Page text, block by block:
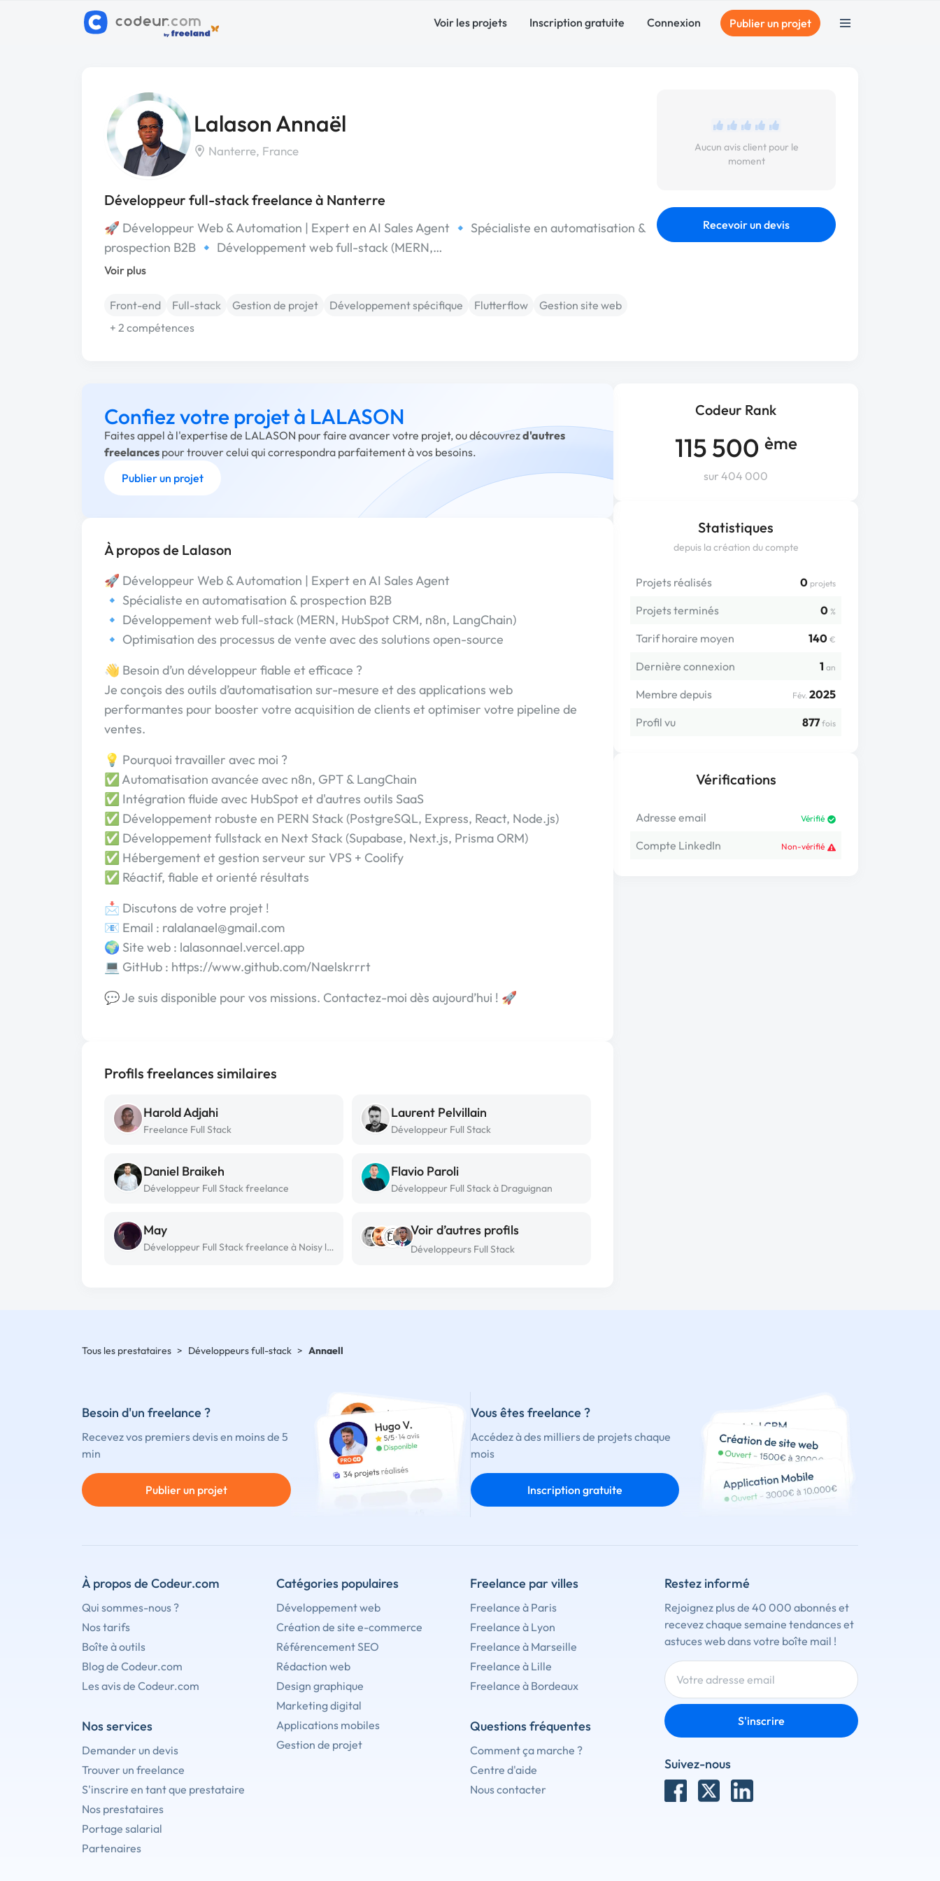
Voir les projets Inscription gratuite Connexion Publier un projet
Lalason Annaël
Nanterre, France
Développeur full-stack freelance à Nanterre
🚀 Développeur Web & Automation | Expert en AI Sales Agent 🔹 Spécialiste en automatisation &
prospection B2B 🔹 Développement web full-stack (MERN,…
Voir plus
Front-end Full-stack Gestion de projet Développement spécifique Flutterflow
Gestion site web
+ 2 compétences
Aucun avis client pour le
moment
Recevoir un devis
Codeur Rank
115 500 ème
sur 404 000
Statistiques
depuis la création du compte
Projets réalisés 0 projets
Projets terminés 0 %
Tarif horaire moyen 140 €
Dernière connexion 1 an
Membre depuis Fév. 2025
Profil vu
877 fois
Vérifications
Adresse email Vérifié
Compte LinkedIn Non-vérifié
Confiez votre projet à LALASON
Faites appel à l'expertise de LALASON pour faire avancer votre projet, ou découvrezd'autres
freelances pour trouver celui qui correspondra parfaitement à vos besoins.
Publier un projet
À propos de Lalason
🚀 Développeur Web & Automation | Expert en AI Sales Agent
🔹 Spécialiste en automatisation & prospection B2B
🔹 Développement web full-stack (MERN, HubSpot CRM, n8n, LangChain)
🔹 Optimisation des processus de vente avec des solutions open-source
👋 Besoin d’un développeur fiable et efficace ?
Je conçois des outils d’automatisation sur-mesure et des applications web
performantes pour booster votre acquisition de clients et optimiser votre pipeline de
ventes.
💡 Pourquoi travailler avec moi ?
✅ Automatisation avancée avec n8n, GPT & LangChain
✅ Intégration fluide avec HubSpot et d'autres outils SaaS
✅ Développement robuste en PERN Stack (PostgreSQL, Express, React, Node.js)
✅ Développement fullstack en Next Stack (Supabase, Next.js, Prisma ORM)
✅ Hébergement et gestion serveur sur VPS + Coolify
✅ Réactif, fiable et orienté résultats
📩 Discutons de votre projet !
📧 Email : ralalanael@gmail.com
🌍 Site web : lalasonnael.vercel.app
💻 GitHub : https://www.github.com/Naelskrrrt
💬 Je suis disponible pour vos missions. Contactez-moi dès aujourd’hui ! 🚀
Profils freelances similaires
Harold Adjahi
Freelance Full Stack
Laurent Pelvillain
Développeur Full Stack
Daniel Braikeh
Développeur Full Stack freelance
Flavio Paroli
Développeur Full Stack à Draguignan
May
Développeur Full Stack freelance à Noisy le grand
Voir d’autres profils
Développeurs Full Stack
Tous les prestataires > Développeurs full-stack > Annaell
Besoin d'un freelance ?
Recevez vos premiers devis en moins de 5
min
Publier un projet
Vous êtes freelance ?
Accédez à des milliers de projets chaque
mois
Inscription gratuite
À propos de Codeur.com
Qui sommes-nous ?
Nos tarifs
Boîte à outils
Blog de Codeur.com
Les avis de Codeur.com
Nos services
Demander un devis
Trouver un freelance
S'inscrire en tant que prestataire
Nos prestataires
Portage salarial
Partenaires
Catégories populaires
Développement web
Création de site e-commerce
Référencement SEO
Rédaction web
Design graphique
Marketing digital
Applications mobiles
Gestion de projet
Freelance par villes
Freelance à Paris
Freelance à Lyon
Freelance à Marseille
Freelance à Lille
Freelance à Bordeaux
Questions fréquentes
Comment ça marche ?
Centre d'aide
Nous contacter
Restez informé
Rejoignez plus de 40 000 abonnés et
recevez chaque semaine tendances et
astuces web dans votre boîte mail !
S'inscrire
Suivez-nous